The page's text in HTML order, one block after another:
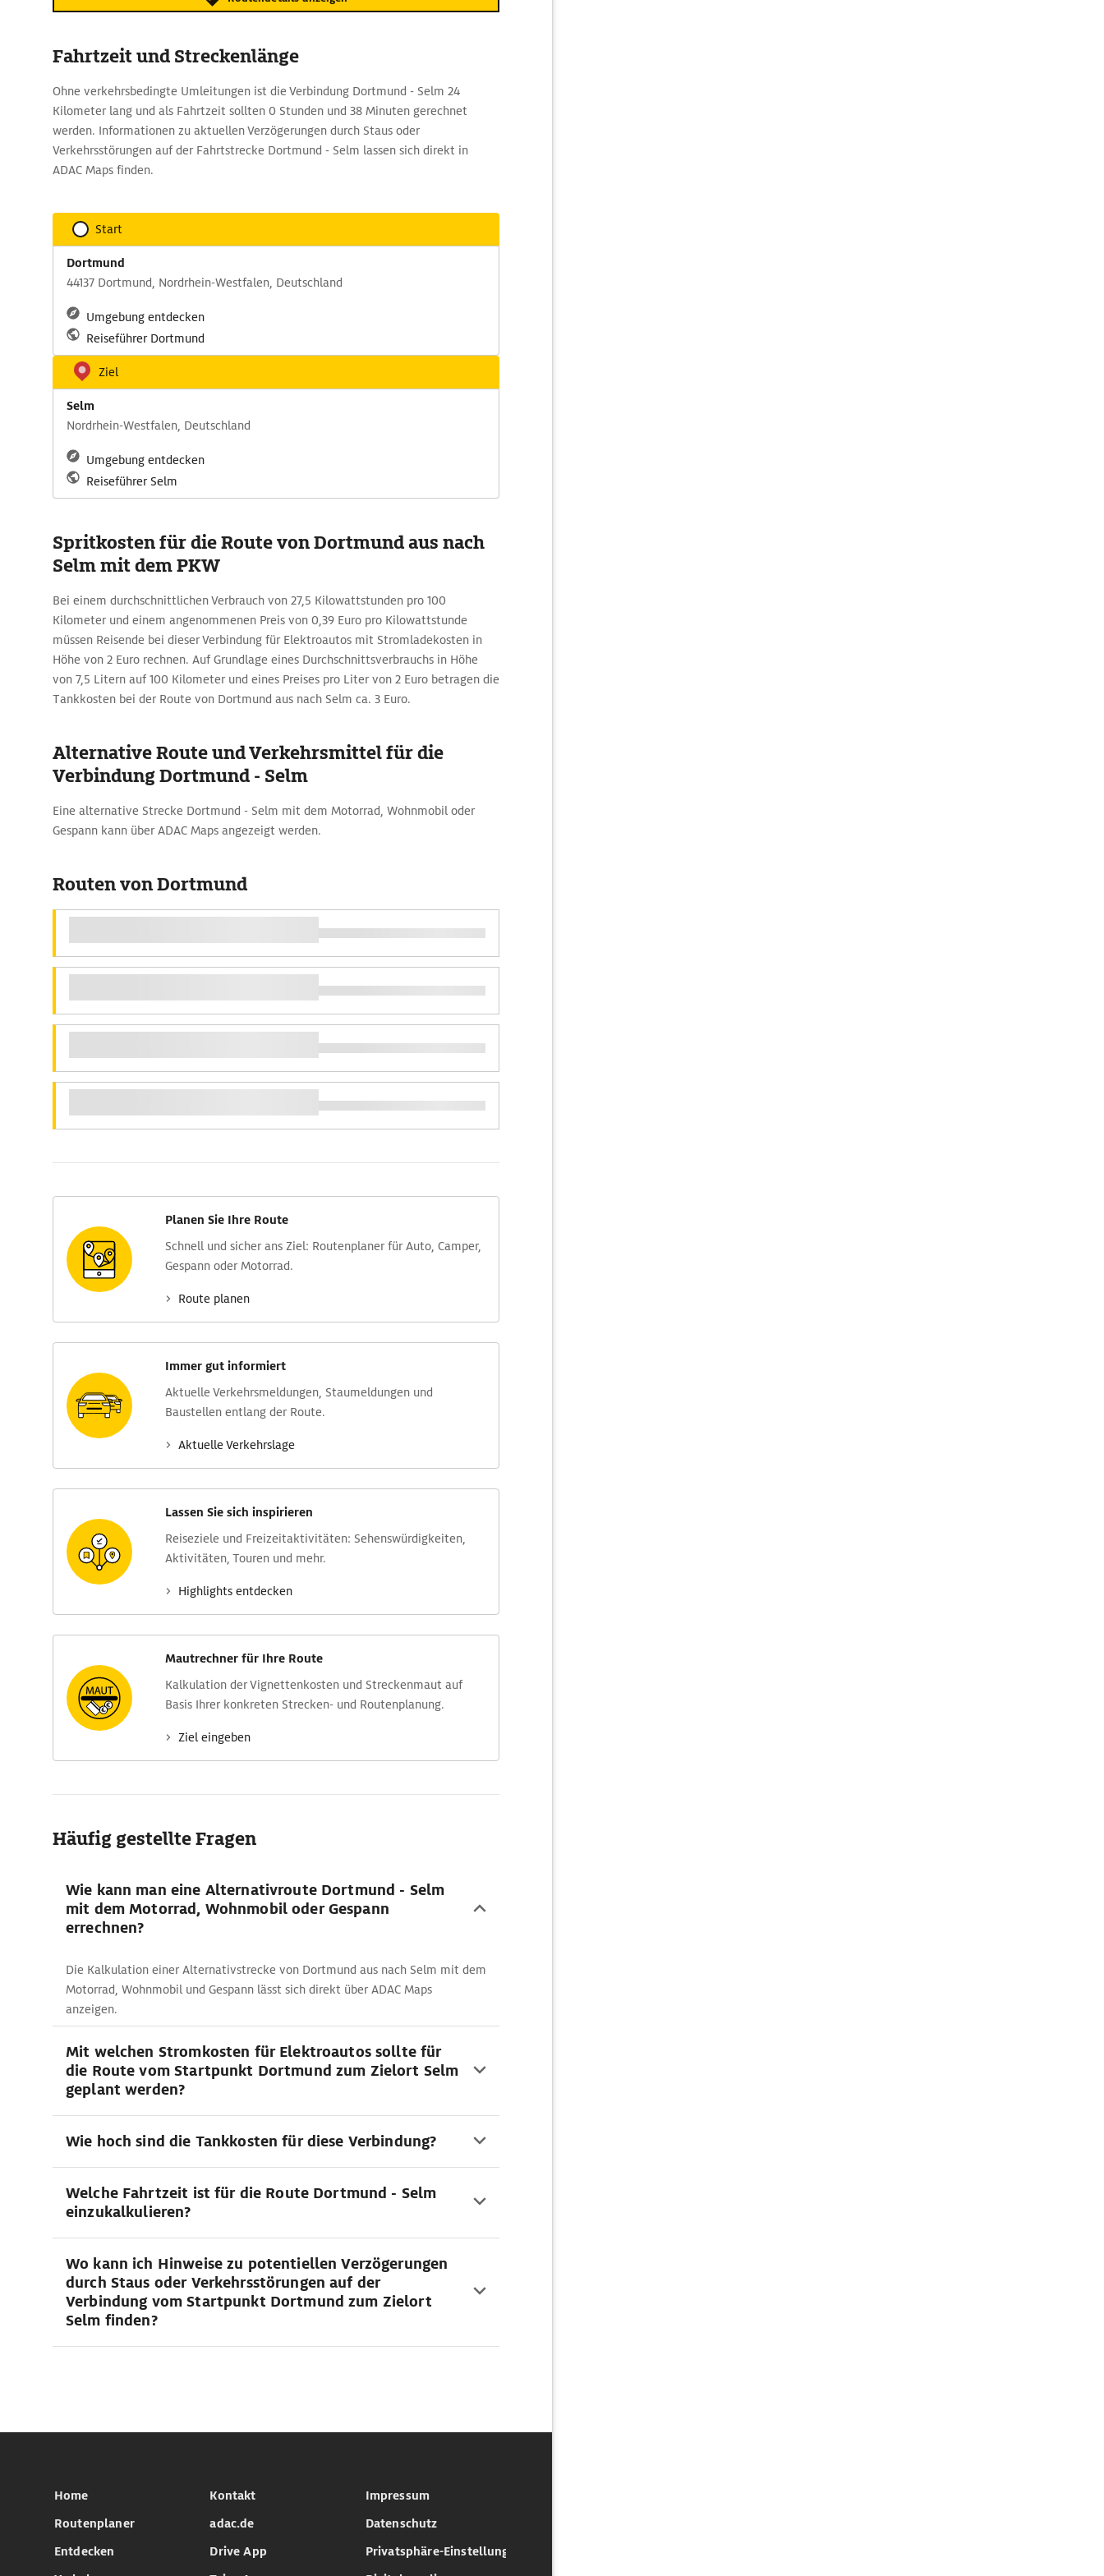
Fahrtzeit und Streckenlänge
Ohne verkehrsbedingte Umleitungen ist die Verbindung Dortmund - Selm 24
Kilometer lang und als Fahrtzeit sollten 0 Stunden und 38 Minuten gerechnet
werden. Informationen zu aktuellen Verzögerungen durch Staus oder
Verkehrsstörungen auf der Fahrtstrecke Dortmund - Selm lassen sich direkt in
ADAC Maps finden.
Start
Dortmund
44137 Dortmund, Nordrhein-Westfalen, Deutschland
Umgebung entdecken
Reiseführer Dortmund
Ziel
Selm
Nordrhein-Westfalen, Deutschland
Umgebung entdecken
Reiseführer Selm
Spritkosten für die Route von Dortmund aus nach
Selm mit dem PKW
Bei einem durchschnittlichen Verbrauch von 27,5 Kilowattstunden pro 100
Kilometer und einem angenommenen Preis von 0,39 Euro pro Kilowattstunde
müssen Reisende bei dieser Verbindung für Elektroautos mit Stromladekosten in
Höhe von 2 Euro rechnen. Auf Grundlage eines Durchschnittsverbrauchs in Höhe
von 7,5 Litern auf 100 Kilometer und eines Preises pro Liter von 2 Euro betragen die
Tankkosten bei der Route von Dortmund aus nach Selm ca. 3 Euro.
Alternative Route und Verkehrsmittel für die
Verbindung Dortmund - Selm
Eine alternative Strecke Dortmund - Selm mit dem Motorrad, Wohnmobil oder
Gespann kann über ADAC Maps angezeigt werden.
Routen von Dortmund
Planen Sie Ihre Route
Schnell und sicher ans Ziel: Routen­planer für Auto, Camper,
Gespann oder Motorrad.
Route planen
Immer gut informiert
Aktuelle Verkehrs­meldungen, Stau­meldungen und
Baustellen entlang der Route.
Aktuelle Verkehrs­lage
Lassen Sie sich inspirieren
Reise­ziele und Freizeit­aktivitäten: Sehens­würdig­keiten,
Aktivitäten, Touren und mehr.
Highlights entdecken
Mautrechner für Ihre Route
Kalkulation der Vignettenkosten und Streckenmaut auf
Basis Ihrer konkreten Strecken- und Routenplanung.
Ziel eingeben
Häufig gestellte Fragen
Wie kann man eine Alternativroute Dortmund - Selm
mit dem Motorrad, Wohnmobil oder Gespann
errechnen?
Die Kalkulation einer Alternativstrecke von Dortmund aus nach Selm mit dem
Motorrad, Wohnmobil und Gespann lässt sich direkt über ADAC Maps
anzeigen.
Mit welchen Stromkosten für Elektroautos sollte für
die Route vom Startpunkt Dortmund zum Zielort Selm
geplant werden?
Wie hoch sind die Tankkosten für diese Verbindung?
Welche Fahrtzeit ist für die Route Dortmund - Selm
einzukalkulieren?
Wo kann ich Hinweise zu potentiellen Verzögerungen
durch Staus oder Verkehrsstörungen auf der
Verbindung vom Startpunkt Dortmund zum Zielort
Selm finden?
Home
Routenplaner
Entdecken
Kontakt
adac.de
Drive App
Impressum
Datenschutz
Privatsphäre-Einstellungen